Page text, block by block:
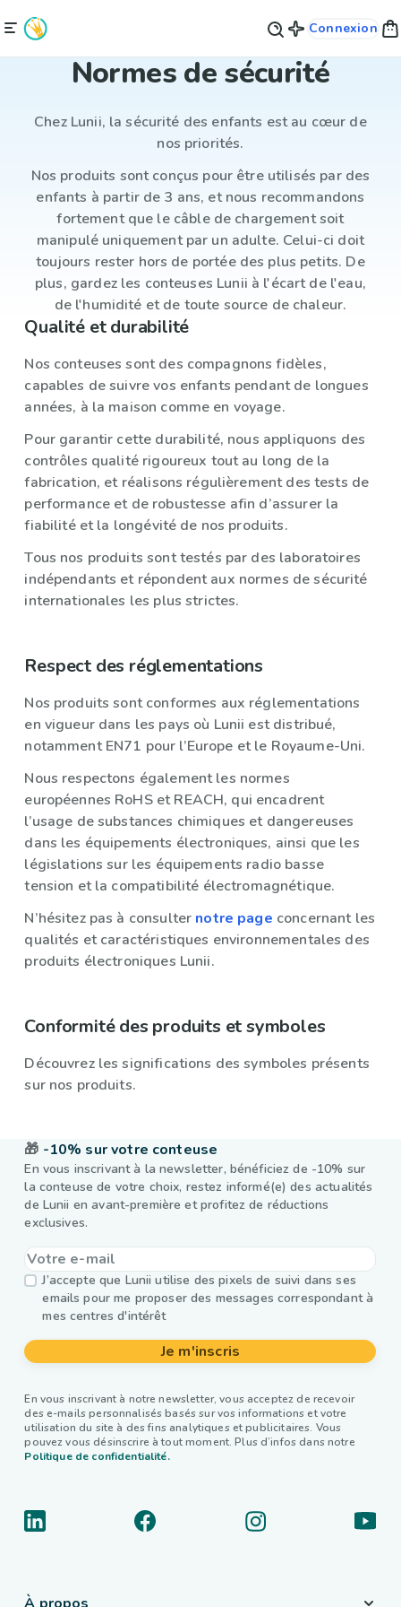
Connexion
Normes de sécurité
Chez Lunii, la sécurité des enfants est au cœur de
nos priorités.
Nos produits sont conçus pour être utilisés par des
enfants à partir de 3 ans, et nous recommandons
fortement que le câble de chargement soit
manipulé uniquement par un adulte. Celui-ci doit
toujours rester hors de portée des plus petits. De
plus, gardez les conteuses Lunii à l'écart de l'eau,
de l'humidité et de toute source de chaleur.
Qualité et durabilité
Nos conteuses sont des compagnons fidèles,
capables de suivre vos enfants pendant de longues
années, à la maison comme en voyage.
Pour garantir cette durabilité, nous appliquons des
contrôles qualité rigoureux tout au long de la
fabrication, et réalisons régulièrement des tests de
performance et de robustesse afin d’assurer la
fiabilité et la longévité de nos produits.
Tous nos produits sont testés par des laboratoires
indépendants et répondent aux normes de sécurité
internationales les plus strictes.
Respect des réglementations
Nos produits sont conformes aux réglementations
en vigueur dans les pays où Lunii est distribué,
notamment EN71 pour l’Europe et le Royaume-Uni.
Nous respectons également les normes
européennes RoHS et REACH, qui encadrent
l’usage de substances chimiques et dangereuses
dans les équipements électroniques, ainsi que les
législations sur les équipements radio basse
tension et la compatibilité électromagnétique.
N’hésitez pas à consulter notre page concernant les
qualités et caractéristiques environnementales des
produits électroniques Lunii.
Conformité des produits et symboles
Découvrez les significations des symboles présents
sur nos produits.
🎁 -10% sur votre conteuse
En vous inscrivant à la newsletter, bénéficiez de -10% sur
la conteuse de votre choix, restez informé(e) des actualités
de Lunii en avant-première et profitez de réductions
exclusives.
J’accepte que Lunii utilise des pixels de suivi dans ses
emails pour me proposer des messages correspondant à
mes centres d'intérêt
Je m'inscris
En vous inscrivant à notre newsletter, vous acceptez de recevoir
des e-mails personnalisés basés sur vos informations et votre
utilisation du site à des fins analytiques et publicitaires. Vous
pouvez vous désinscrire à tout moment. Plus d’infos dans notre
Politique de confidentialité.